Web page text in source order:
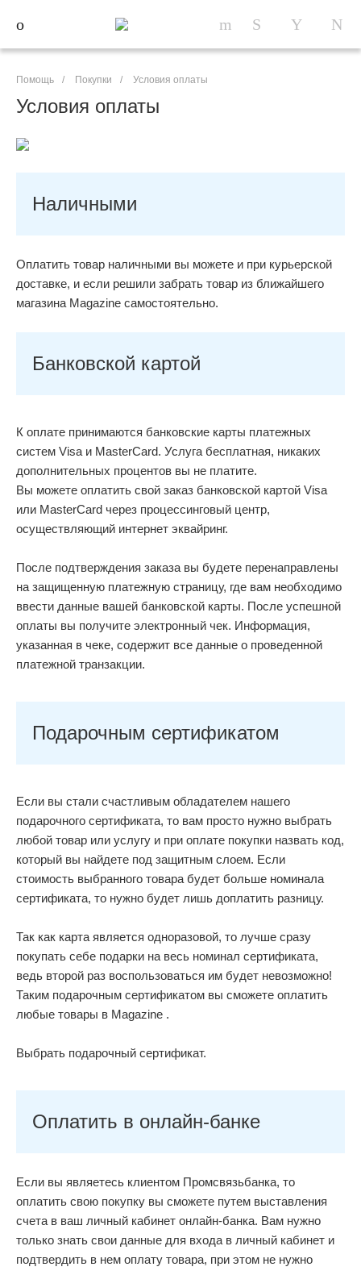
Помощь / Покупки / Условия оплаты
Условия оплаты
Наличными
Оплатить товар наличными вы можете и при курьерской
доставке, и если решили забрать товар из ближайшего
магазина Magazine самоcтоятельно.
Банковской картой
К оплате принимаются банковские карты платежных
систем Visa и MasterCard. Услуга бесплатная, никаких
дополнительных процентов вы не платите.
Вы можете оплатить свой заказ банковской картой Visa
или MasterCard через процессинговый центр,
осуществляющий интернет эквайринг.
После подтверждения заказа вы будете перенаправлены
на защищенную платежную страницу, где вам необходимо
ввести данные вашей банковской карты. После успешной
оплаты вы получите электронный чек. Информация,
указанная в чеке, содержит все данные о проведенной
платежной транзакции.
Подарочным сертификатом
Если вы стали счастливым обладателем нашего
подарочного сертификата, то вам просто нужно выбрать
любой товар или услугу и при оплате покупки назвать код,
который вы найдете под защитным слоем. Если
стоимость выбранного товара будет больше номинала
сертификата, то нужно будет лишь доплатить разницу.
Так как карта является одноразовой, то лучше сразу
покупать себе подарки на весь номинал сертификата,
ведь второй раз воспользоваться им будет невозможно!
Таким подарочным сертификатом вы сможете оплатить
любые товары в Magazine .
Выбрать подарочный сертификат.
Оплатить в онлайн-банке
Если вы являетесь клиентом Промсвязьбанка, то
оплатить свою покупку вы сможете путем выставления
счета в ваш личный кабинет онлайн-банка. Вам нужно
только знать свои данные для входа в личный кабинет и
подтвердить в нем оплату товара, при этом не нужно